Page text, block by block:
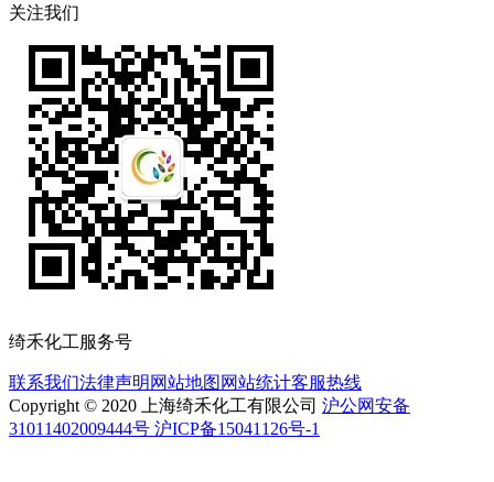
关注我们
绮禾化工服务号
联系我们法律声明 网站地图 网站统计客服热线
Copyright © 2020 上海绮禾化工有限公司 沪公网安备
31011402009444号 沪ICP备15041126号-1